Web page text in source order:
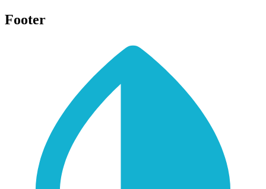
Footer